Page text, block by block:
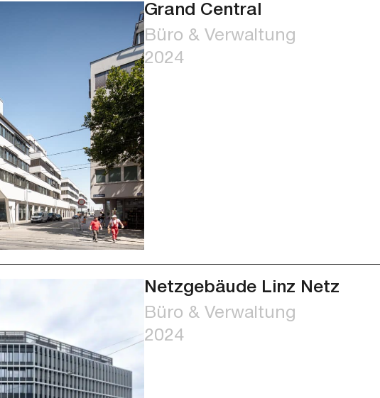
Grand Central
Büro & Verwaltung
2024
Netzgebäude Linz Netz
Büro & Verwaltung
2024